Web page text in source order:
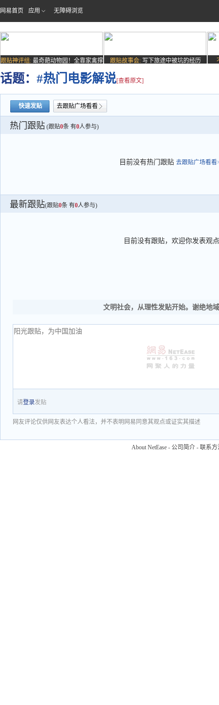
网易首页 应用 无障碍浏览
跟贴神评组: 最奇葩动物园！全靠家禽撑
场子
跟贴故事会: 写下旅途中被坑的经历
话题： #热门电影解说[查看原文]
快速发贴 去跟贴广场看看
热门跟贴 (跟贴0条 有0人参与)
目前没有热门跟贴 去跟贴广场看看
最新跟贴(跟贴0条 有0人参与)
目前没有跟贴，欢迎你发表观点
文明社会，从理性发贴开始。谢绝地
请登录发贴
网友评论仅供网友表达个人看法，并不表明网易同意其观点或证实其描述
About NetEase - 公司简介 - 联系方